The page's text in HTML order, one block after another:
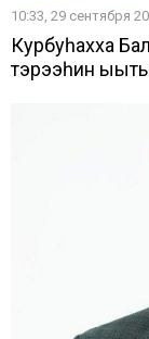
10:33, 29 сентября
Курбуһахха
тэрээһин